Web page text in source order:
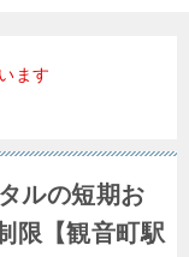
ます
ルの短期お
限【観音町駅